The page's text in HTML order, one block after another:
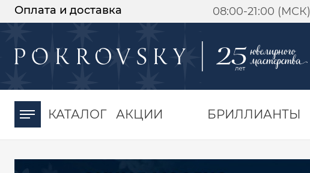
Оплата и доставка 08:00-21:00 (МСК)
КАТАЛОГ АКЦИИ БРИЛЛИАНТЫ
-30%
момента оплаты